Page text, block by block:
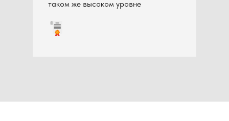
таком же высоком уровне